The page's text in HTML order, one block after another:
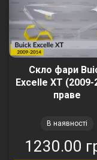
Скло фари
Excelle XT (2009-
праве
В наявності
1230.00